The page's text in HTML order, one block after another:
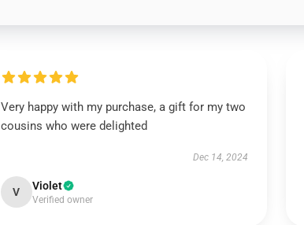
Very happy with my purchase, a gift for my two
cousins who were delighted
Dec 14, 2024
V Violet
Verified owner